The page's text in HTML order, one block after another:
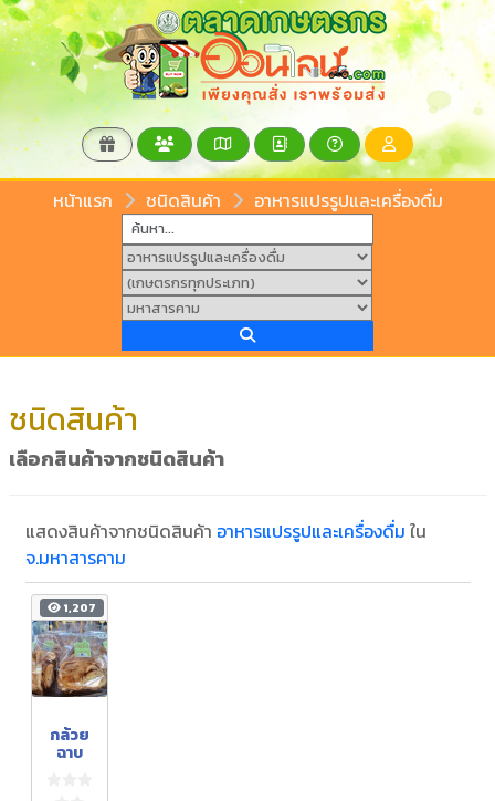
หน้าแรก ชนิดสินค้า อาหารแปรรูปและเครื่องดื่ม
ชนิดสินค้า
เลือกสินค้าจากชนิดสินค้า
แสดงสินค้าจากชนิดสินค้า อาหารแปรรูปและเครื่องดื่ม ใน
จ.มหาสารคาม
1,207
กล้วย
ฉาบ